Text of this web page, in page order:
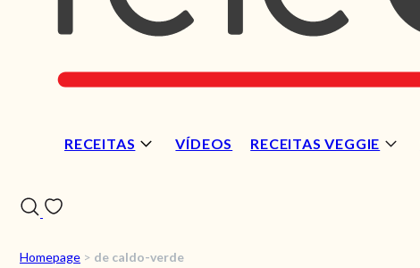
RECEITAS VÍDEOS RECEITAS VEGGIE
Homepage > de caldo-verde